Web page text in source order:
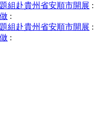
組赴貴州省安順市開展 :
:
組赴貴州省安順市開展 :
: